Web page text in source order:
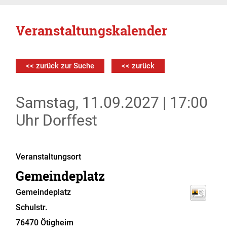
Veranstaltungskalender
<< zurück zur Suche << zurück
Samstag, 11.09.2027 | 17:00
Uhr Dorffest
Veranstaltungsort
Gemeindeplatz
Gemeindeplatz
Schulstr.
76470 Ötigheim